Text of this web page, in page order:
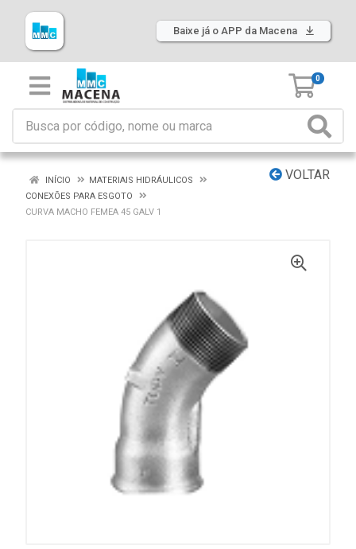
Baixe já o APP da Macena
0
VOLTAR
INÍCIO
MATERIAIS HIDRÁULICOS
CONEXÕES PARA ESGOTO
CURVA MACHO FEMEA 45 GALV 1